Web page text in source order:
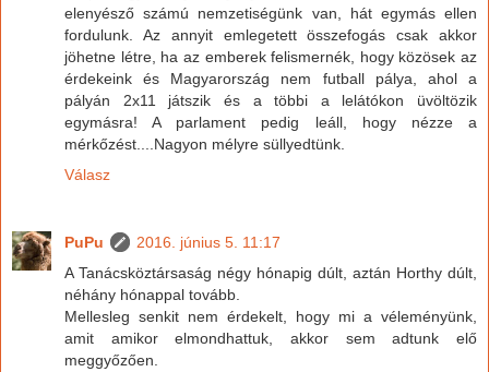
elenyésző számú nemzetiségünk van, hát egymás ellen
fordulunk. Az annyit emlegetett összefogás csak akkor
jöhetne létre, ha az emberek felismernék, hogy közösek az
érdekeink és Magyarország nem futball pálya, ahol a
pályán 2x11 játszik és a többi a lelátókon üvöltözik
egymásra! A parlament pedig leáll, hogy nézze a
mérkőzést....Nagyon mélyre süllyedtünk.
Válasz
PuPu
2016. június 5. 11:17
A Tanácsköztársaság négy hónapig dúlt, aztán Horthy dúlt,
néhány hónappal tovább.
Mellesleg senkit nem érdekelt, hogy mi a véleményünk,
amit amikor elmondhattuk, akkor sem adtunk elő
meggyőzően.